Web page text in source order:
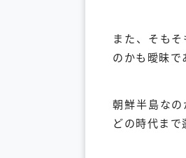
また、そも
のかも曖昧で
朝鮮半島な
どの時代まで